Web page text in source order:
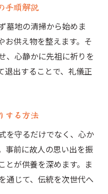
手順解説
墓地の清掃から始めま
お供え物を整えます。そ
、心静かに先祖に祈りを
退出することで、礼儀正
する方法
を守るだけでなく、心か
事前に故人の思い出を振
とが供養を深めます。ま
通じて、伝統を次世代へ